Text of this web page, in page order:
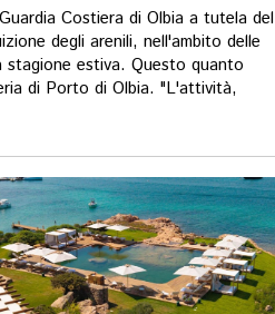
Costiera di Olbia a tutela del
degli arenili, nell'ambito delle
stagione estiva. Questo quanto
di Porto di Olbia. "L'attività,